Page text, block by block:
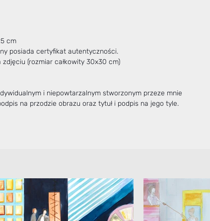
cm
posiada certyfikat autentyczności.
zdjęciu (rozmiar całkowity 30x30 cm)
i niepowtarzalnym stworzonym przeze mnie
na przodzie obrazu oraz tytuł i podpis na jego tyle.